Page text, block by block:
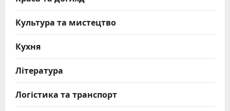
Культура та мистецтво
Кухня
Література
Логістика та транспорт